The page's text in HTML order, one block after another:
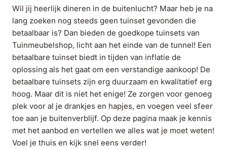
Wil jij heerlijk dineren in de buitenlucht? Maar heb je na
lang zoeken nog steeds geen tuinset gevonden die
betaalbaar is? Dan bieden de goedkope tuinsets van
Tuinmeubelshop, licht aan het einde van de tunnel! Een
betaalbare tuinset biedt in tijden van inflatie de
oplossing als het gaat om een verstandige aankoop! De
betaalbare tuinsets zijn erg duurzaam en kwalitatief erg
hoog. Maar dit is niet het enige! Ze zorgen voor genoeg
plek voor al je drankjes en hapjes, en voegen veel sfeer
toe aan je buitenverblijf. Op deze pagina maak je kennis
met het aanbod en vertellen we alles wat je moet weten!
Voel je thuis en kijk snel eens verder!